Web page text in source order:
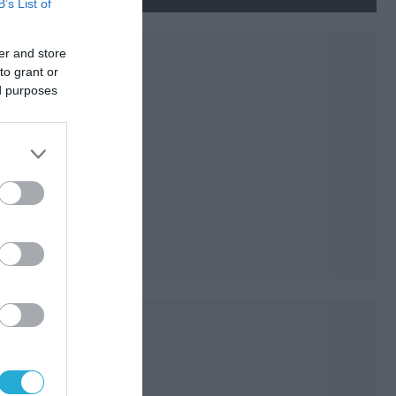
List of
and store
grant or
purposes
(βίντεο)